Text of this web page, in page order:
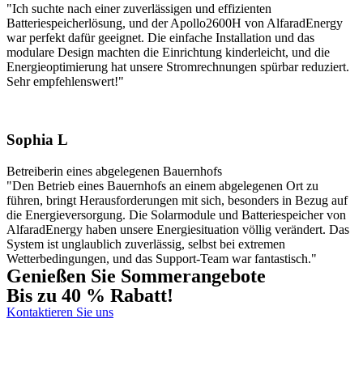
"Ich suchte nach einer zuverlässigen und effizienten
Batteriespeicherlösung, und der Apollo2600H von AlfaradEnergy
war perfekt dafür geeignet. Die einfache Installation und das
modulare Design machten die Einrichtung kinderleicht, und die
Energieoptimierung hat unsere Stromrechnungen spürbar reduziert.
Sehr empfehlenswert!"
Sophia L
Betreiberin eines abgelegenen Bauernhofs
"Den Betrieb eines Bauernhofs an einem abgelegenen Ort zu
führen, bringt Herausforderungen mit sich, besonders in Bezug auf
die Energieversorgung. Die Solarmodule und Batteriespeicher von
AlfaradEnergy haben unsere Energiesituation völlig verändert. Das
System ist unglaublich zuverlässig, selbst bei extremen
Wetterbedingungen, und das Support-Team war fantastisch."
Genießen Sie Sommerangebote
Bis zu 40 % Rabatt!
Kontaktieren Sie uns